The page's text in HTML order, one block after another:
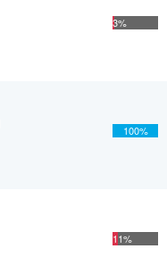
3%
100%
11%